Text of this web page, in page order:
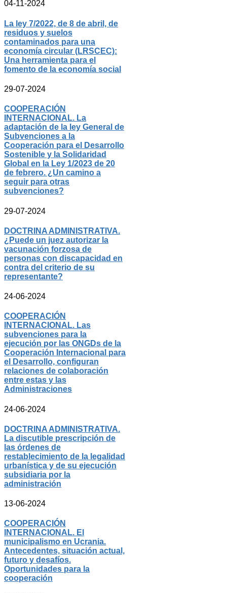
04-11-2024
La ley 7/2022, de 8 de abril, de
residuos y suelos
contaminados para una
economía circular (LRSCEC):
Una herramienta para el
fomento de la economía social
29-07-2024
COOPERACIÓN
INTERNACIONAL. La
adaptación de la ley General de
Subvenciones a la
Cooperación para el Desarrollo
Sostenible y la Solidaridad
Global en la Ley 1/2023 de 20
de febrero. ¿Un camino a
seguir para otras
subvenciones?
29-07-2024
DOCTRINA ADMINISTRATIVA.
¿Puede un juez autorizar la
vacunación forzosa de
personas con discapacidad en
contra del criterio de su
representante?
24-06-2024
COOPERACIÓN
INTERNACIONAL. Las
subvenciones para la
ejecución por las ONGDs de la
Cooperación Internacional para
el Desarrollo, configuran
relaciones de colaboración
entre estas y las
Administraciones
24-06-2024
DOCTRINA ADMINISTRATIVA.
La discutible prescripción de
las órdenes de
restablecimiento de la legalidad
urbanística y de su ejecución
subsidiaria por la
administración
13-06-2024
COOPERACIÓN
INTERNACIONAL. El
municipalismo en Ucrania.
Antecedentes, situación actual,
futuro y desafíos.
Oportunidades para la
cooperación